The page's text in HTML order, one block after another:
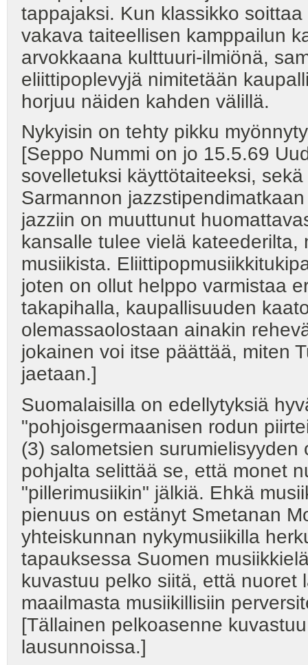
tappajaksi. Kun klassikko
vakava taiteellisen kamppailun
arvokkaana kulttuuri-ilmiönä,
eliittipoplevyjä nimitetään
horjuu näiden kahden välillä.
Nykyisin on tehty pikku
[Seppo Nummi on jo 15.5.69
sovelletuksi käyttötaiteeksi,
Sarmannon
jazziin on muuttunut
kansalle tulee vielä
musiikista.
joten on ollut helppo varmistaa
takapihalla, kaupallisuuden
olemassaolostaan ainakin
jokainen voi itse päättää, miten
jaetaan.]
Suomalaisilla on edellytyksiä
"pohjoisgermaanisen rodun
(3) salometsien
pohjalta selittää se, että monet
"pillerimusiikin" jälkiä. Ehkä
pienuus on estänyt Smetanan
yhteiskunnan nykymusiikilla
tapauksessa Suomen
kuvastuu pelko siitä, että
maailmasta musiikillisiin
[Tällainen pelkoasenne
lausunnoissa.]